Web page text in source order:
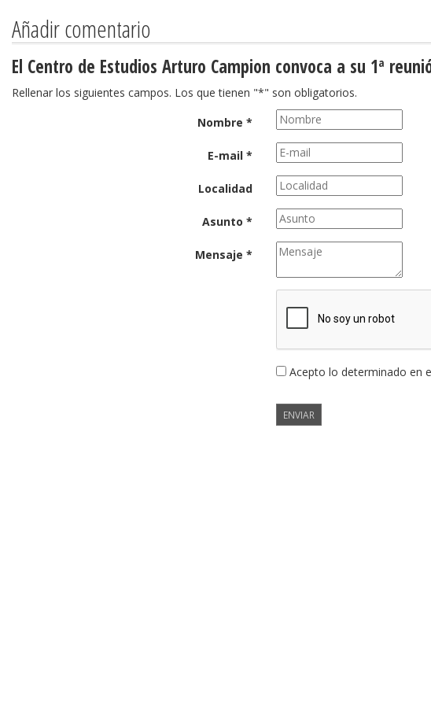
Añadir comentario
El Centro de Estudios Arturo Campion convoca a su 1ª
Rellenar los siguientes campos. Los que tienen "*" son obligatorios.
Nombre *
E-mail *
Localidad
Asunto *
Mensaje *
Acepto lo determinado en
ENVIAR